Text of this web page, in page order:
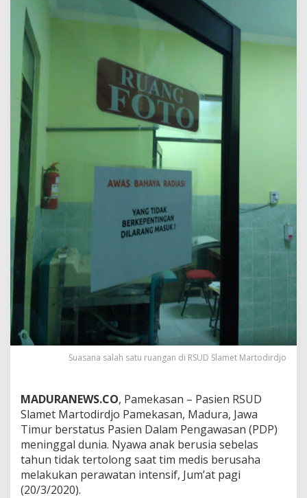
Suasana salah satu ruangan di RSUD Slamet Martodirdjo
MADURANEWS.CO, Pamekasan – Pasien RSUD
Slamet Martodirdjo Pamekasan, Madura, Jawa
Timur berstatus Pasien Dalam Pengawasan (PDP)
meninggal dunia. Nyawa anak berusia sebelas
tahun tidak tertolong saat tim medis berusaha
melakukan perawatan intensif, Jum’at pagi
(20/3/2020).